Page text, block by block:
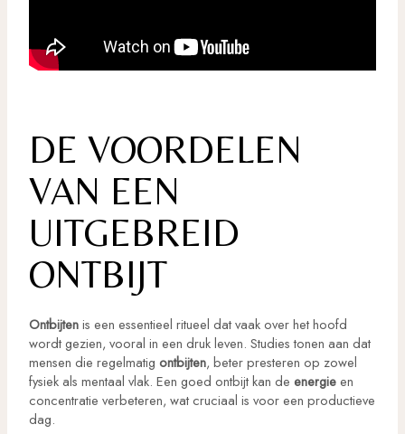
DE VOORDELEN
VAN EEN
UITGEBREID
ONTBIJT
Ontbijtenis een essentieel ritueel dat vaak over het hoofd
wordt gezien, vooral in een druk leven. Studies tonen aan dat
mensen die regelmatig ontbijten, beter presteren op zowel
fysiek als mentaal vlak. Een goed ontbijt kan de energieen
concentratie verbeteren, wat cruciaal is voor een productieve
dag.